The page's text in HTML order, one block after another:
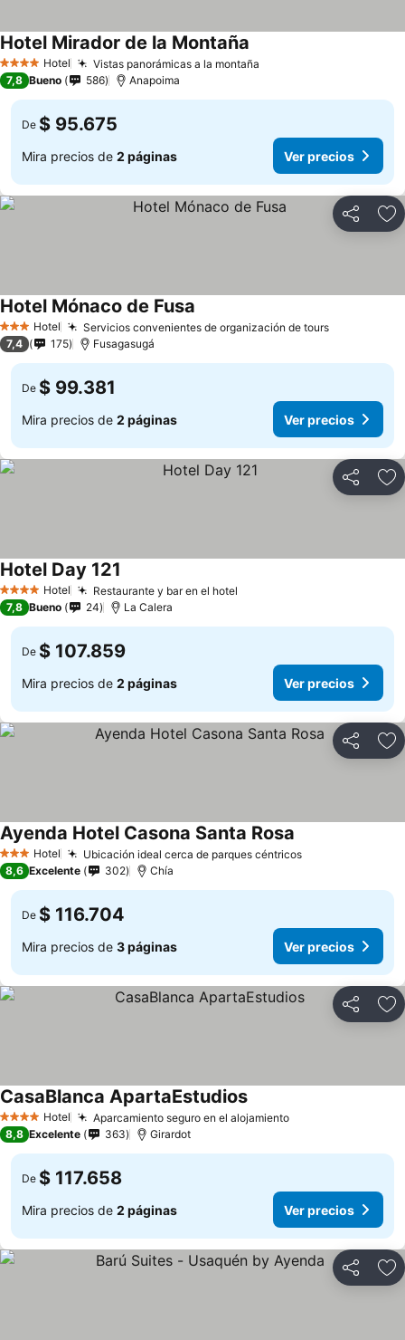
4 EstrellasHotel Vistas panorámicas a la montaña
Hotel Mirador de la Montaña
7,8 Bueno 586 Anapoima
De $ 95.675
Mira precios de 2 páginas Ver precios
Compartir
3 Estrellas
Hotel Servicios convenientes de organización de tours
Hotel Mónaco de Fusa
7,4 175 Fusagasugá
De $ 99.381
Mira precios de 2 páginas Ver precios
Compartir
4 EstrellasHotel Restaurante y bar en el hotel
Hotel Day 121
7,8 Bueno 24 La Calera
De $ 107.859
Mira precios de 2 páginas Ver precios
Compartir
3 Estrellas
Hotel Ubicación ideal cerca de parques céntricos
Ayenda Hotel Casona Santa Rosa
8,6 Excelente 302 Chía
De $ 116.704
Mira precios de 3 páginas Ver precios
Compartir
4 EstrellasHotel Aparcamiento seguro en el alojamiento
CasaBlanca ApartaEstudios
8,8 Excelente 363 Girardot
De $ 117.658
Mira precios de 2 páginas Ver precios
Compartir